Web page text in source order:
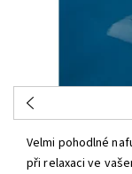
Velmi pohodlné
při relaxaci ve